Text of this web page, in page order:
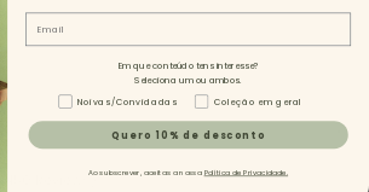
Reviews)
Em que conteúdo tens interesse?
Seleciona um ou ambos.
Tipo de Conteúdo - NL
Noivas/Convidadas Coleção em geral
Quero 10% de desconto
Ao subscrever, aceitas a nossa Política de Privacidade.